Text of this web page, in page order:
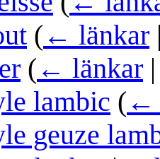
( ← länkar
( ← länkar
lambic ( ←
geuze